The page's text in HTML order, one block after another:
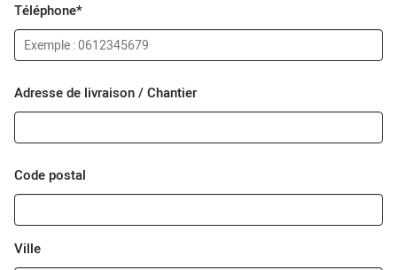
Téléphone*
Adresse de livraison / Chantier
Code postal
Ville